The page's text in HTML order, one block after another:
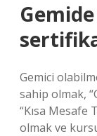
Gemici
sahip olmak,
“Kısa Mesafe
olmak ve